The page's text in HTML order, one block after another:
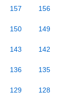
157 156
150 149
143 142
136 135
129 128